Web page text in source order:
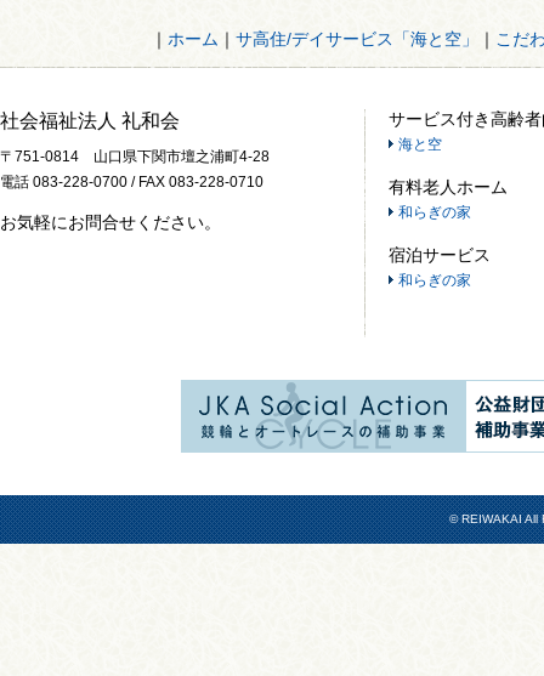
｜ ホーム ｜ サ高住/デイサービス「海と空」 ｜ こだ
社会福祉法人 礼和会
〒751-0814 山口県下関市壇之浦町4-28
電話 083-228-0700 / FAX 083-228-0710
お気軽にお問合せください。
サービス付き高齢
海と空
有料老人ホーム
和らぎの家
宿泊サービス
和らぎの家
© REIWAKAI All